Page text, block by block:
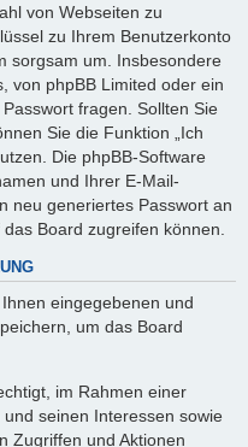
von Webseiten zu
zu Ihrem Benutzerkonto
sorgsam um. Insbesondere
von phpBB Limited oder ein
fragen. Sollten Sie
Sie die Funktion „Ich
Die phpBB-Software
und Ihrer E-Mail-
neu generiertes Passwort an
Board zugreifen können.
eingegebenen und
um das Board
im Rahmen einer
seinen Interessen sowie
Zugriffen und Aktionen